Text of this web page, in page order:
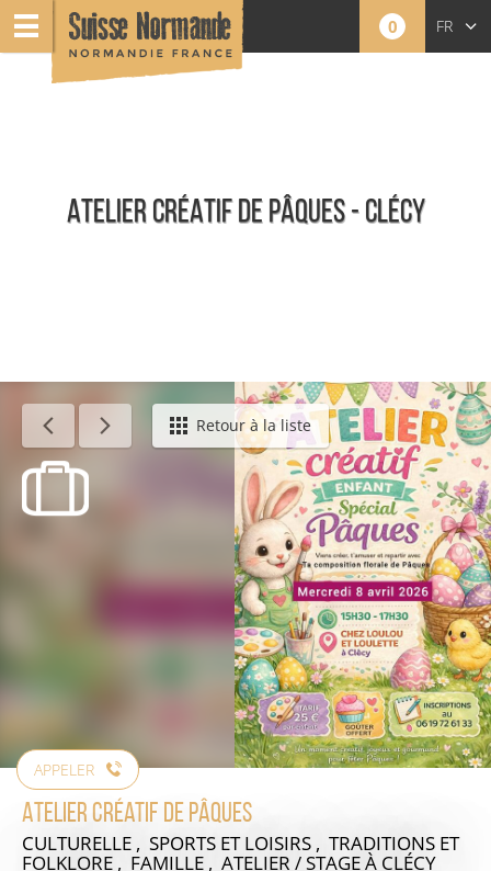
0 FR
ATELIER CRÉATIF DE PÂQUES - CLÉCY
Événements Retour à la liste
APPELER
Atelier créatif de Pâques
CULTURELLE , SPORTS ET LOISIRS , TRADITIONS ET
FOLKLORE , FAMILLE , ATELIER / STAGEÀ CLÉCY